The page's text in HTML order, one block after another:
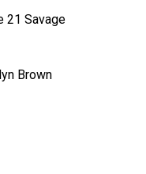
21 Savage
Brown